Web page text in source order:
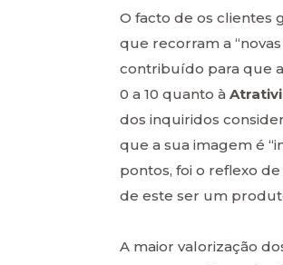
O facto de os clientes
que recorram a
contribuído para que
0 a 10 quanto à
dos inquiridos
que a sua imagem é
pontos, foi o reflexo
de este ser um
A maior valorização